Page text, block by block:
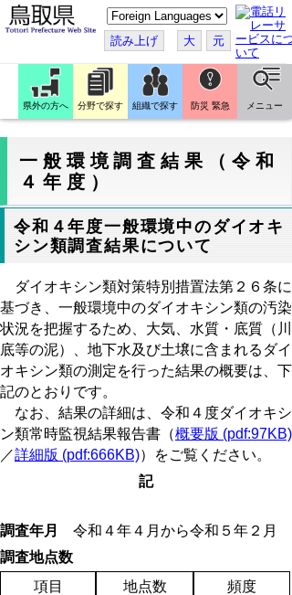
こ
の
ペ
ー
ジ
翻
訳
す
読み上げ 大 元
県外の方へ 分野で探す 組織で探す 防災 緊急 メニュー
一般環境調査結果（令和
４年度）
令和４年度一般環境中のダイオキ
シン類調査結果について
ダイオキシン類対策特別措置法第２６条に
基づき、一般環境中のダイオキシン類の汚染
状況を把握するため、大気、水質・底質（川
底等の泥）、地下水及び土壌に含まれるダイ
オキシン類の測定を行った結果の概要は、下
記のとおりです。
なお、結果の詳細は、令和４度ダイオキシ
ン類常時監視結果報告書（概要版 (pdf:97KB)
／詳細版 (pdf:666KB)）をご覧ください。
記
調査年月
令和４年４月から令和５年２月
調査地点数
項目
地点数
頻度